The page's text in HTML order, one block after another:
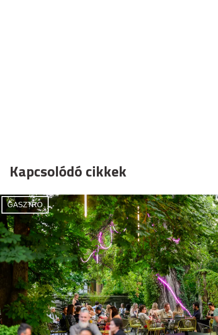
Kapcsolódó cikkek
GASZTRO